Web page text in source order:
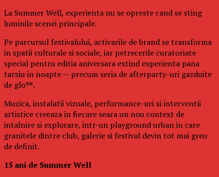
La Summer Well, experienta nu se opreste cand se sting
luminile scenei principale.
Pe parcursul festivalului, activarile de brand se transforma
in spatii culturale si sociale, iar petrecerile curatoriate
special pentru editia aniversara extind experienta pana
tarziu in noapte — precum seria de afterparty-uri gazduite
de glo™.
Muzica, instalatii vizuale, performance-uri si interventii
artistice creeaza in fiecare seara un nou context de
intalnire si explorare, intr-un playground urban in care
granitele dintre club, galerie si festival devin tot mai greu
de definit.
15 ani de Summer Well